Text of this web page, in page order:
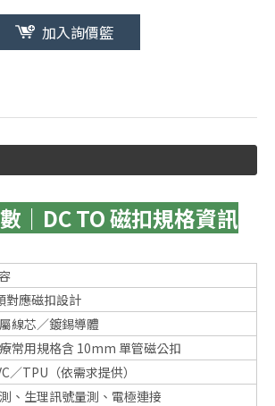
加入詢價籃
｜DC TO 磁扣規格資訊
對應磁扣設計
線芯／鍍錫導體
常用規格含 10mm 單管磁公扣
／TPU（依需求提供）
、生理訊號量測、電極連接